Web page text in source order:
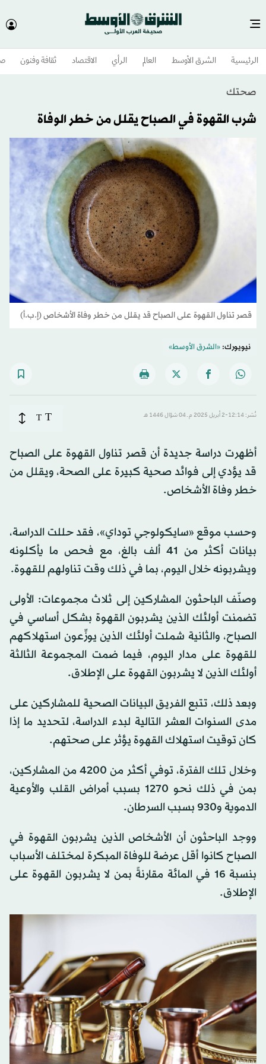
الرئيسية الشرق الأوسط​ العالم الرأي الاقتصاد ثقافة وفنون
صحتك
شرب القهوة في الصباح يقلل من خطر الوفاة
قصر تناول القهوة على الصباح قد يقلل من خطر وفاة الأشخاص (إ.ب.أ)
نيويورك:«الشرق الأوسط»
نُشر: 12:14-2 أبريل 2025 م ـ 04 شوّال 1446 هـ T
T
أظهرت دراسة جديدة أن قصر تناول القهوة على الصباح
قد يؤدي إلى فوائد صحية كبيرة على الصحة، ويقلل من
خطر وفاة الأشخاص.
وحسب موقع «سايكولوجي توداي»، فقد حللت الدراسة،
بيانات أكثر من 41 ألف بالغ، مع فحص ما يأكلونه
ويشربونه خلال اليوم، بما في ذلك وقت تناولهم للقهوة.
وصنّف الباحثون المشاركين إلى ثلاث مجموعات: الأولى
تضمنت أولئك الذين يشربون القهوة بشكل أساسي في
الصباح، والثانية شملت أولئك الذين يوزِّعون استهلاكهم
للقهوة على مدار اليوم، فيما ضمت المجموعة الثالثة
أولئك الذين لا يشربون القهوة على الإطلاق.
وبعد ذلك، تتبع الفريق البيانات الصحية للمشاركين على
مدى السنوات العشر التالية لبدء الدراسة، لتحديد ما إذا
كان توقيت استهلاك القهوة يؤثر على صحتهم.
وخلال تلك الفترة، توفي أكثر من 4200 من المشاركين،
بمن في ذلك نحو 1270 بسبب أمراض القلب والأوعية
الدموية و930 بسبب السرطان.
ووجد الباحثون أن الأشخاص الذين يشربون القهوة في
الصباح كانوا أقل عرضة للوفاة المبكرة لمختلف الأسباب
بنسبة 16 في المائة مقارنةً بمن لا يشربون القهوة على
الإطلاق.